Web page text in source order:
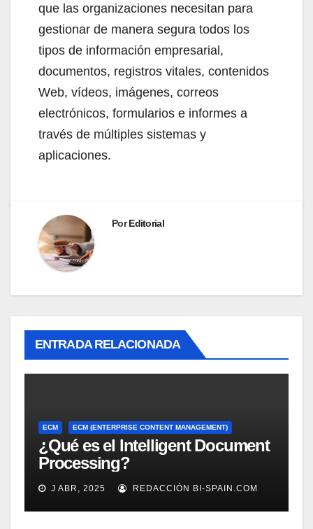
que las organizaciones necesitan para
gestionar de manera segura todos los
tipos de información empresarial,
documentos, registros vitales, contenidos
Web, vídeos, imágenes, correos
electrónicos, formularios e informes a
través de múltiples sistemas y
aplicaciones.
PorEditorial
ENTRADA RELACIONADA
ECM ECM (ENTERPRISE CONTENT MANAGEMENT)
¿Qué es el Intelligent Document
Processing?
J ABR, 2025 REDACCIÓN BI-SPAIN.COM